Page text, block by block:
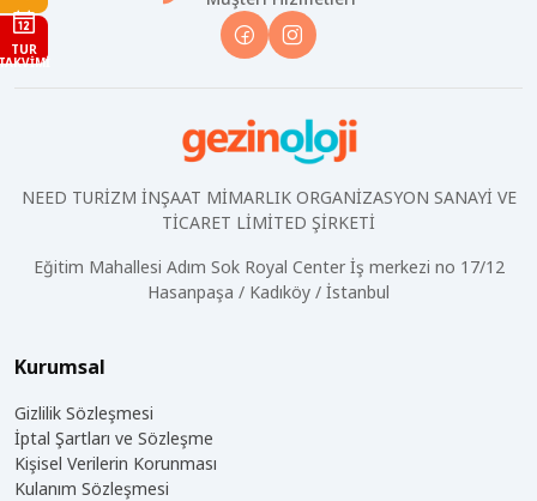
TUR
NEED TURİZM İNŞAAT MİMARLIK ORGANİZASYON SANAYİ VE
TİCARET LİMİTED ŞİRKETİ
Eğitim Mahallesi Adım Sok Royal Center İş merkezi no 17/12
Hasanpaşa / Kadıköy / İstanbul
Kurumsal
Gizlilik Sözleşmesi
İptal Şartları ve Sözleşme
Kişisel Verilerin Korunması
Kulanım Sözleşmesi